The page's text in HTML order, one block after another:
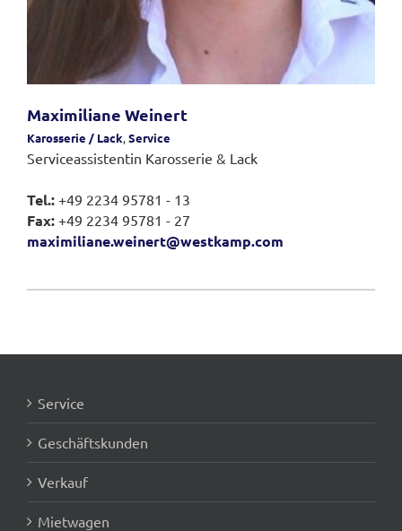
Maximiliane Weinert
Karosserie / Lack,Service
Serviceassistentin Karosserie & Lack
Tel.: +49 2234 95781 - 13
Fax: +49 2234 95781 - 27
maximiliane.weinert@westkamp.com
Service
Geschäftskunden
Verkauf
Mietwagen